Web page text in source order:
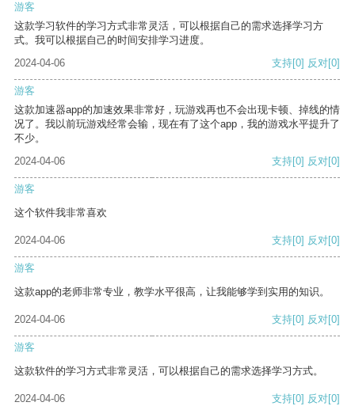
游客
这款学习软件的学习方式非常灵活，可以根据自己的需求选择学习方
式。我可以根据自己的时间安排学习进度。
2024-04-06
支持[0] 反对[0]
游客
这款加速器app的加速效果非常好，玩游戏再也不会出现卡顿、掉线的情
况了。我以前玩游戏经常会输，现在有了这个app，我的游戏水平提升了
不少。
2024-04-06
支持[0] 反对[0]
游客
这个软件我非常喜欢
2024-04-06 支持[0] 反对[0]
游客
这款app的老师非常专业，教学水平很高，让我能够学到实用的知识。
2024-04-06 支持[0] 反对[0]
游客
这款软件的学习方式非常灵活，可以根据自己的需求选择学习方式。
2024-04-06 支持[0] 反对[0]